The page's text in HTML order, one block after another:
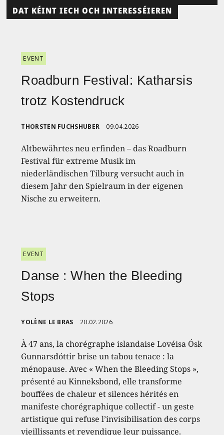
DAT KÉINT IECH OCH INTERESSÉIEREN
EVENT
Roadburn Festival: Katharsis
trotz Kostendruck
THORSTEN FUCHSHUBER 09.04.2026
Altbewährtes neu erfinden – das Roadburn
Festival für extreme Musik im
niederländischen Tilburg versucht auch in
diesem Jahr den Spielraum in der eigenen
Nische zu erweitern.
EVENT
Danse : When the Bleeding
Stops
YOLÈNE LE BRAS 20.02.2026
À 47 ans, la chorégraphe islandaise Lovéisa Ósk
Gunnarsdóttir brise un tabou tenace : la
ménopause. Avec « When the Bleeding Stops »,
présenté au Kinneksbond, elle transforme
bouffées de chaleur et silences hérités en
manifeste chorégraphique collectif - un geste
artistique qui refuse l’invisibilisation des corps
vieillissants et revendique leur puissance.